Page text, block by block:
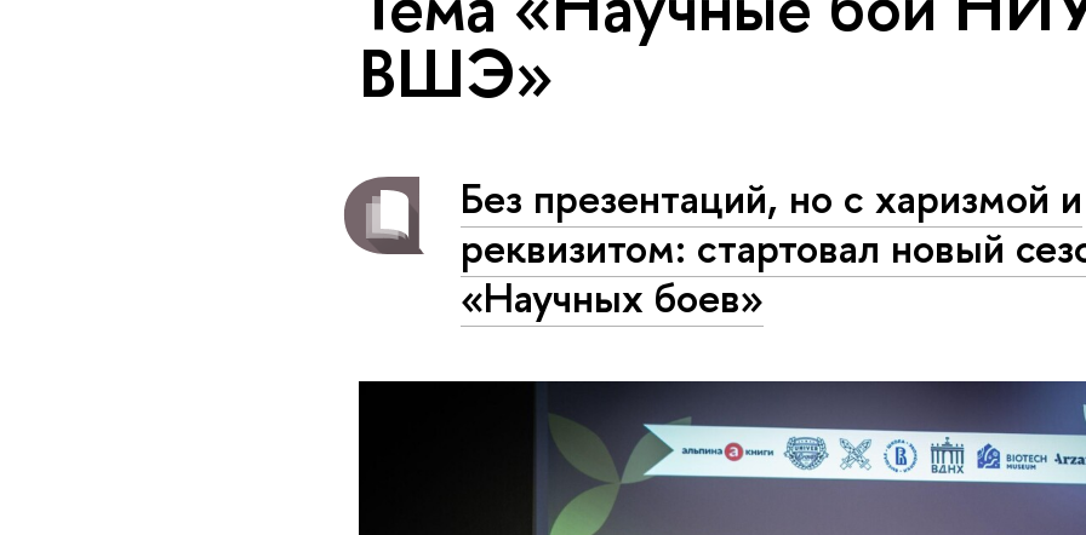
ВШЭ»
Без презентаций, но с харизмой и
реквизитом: стартовал новый
«Научных боев»